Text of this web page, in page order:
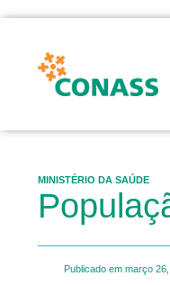
MINISTÉRIO DA SAÚDE
Publicado em março